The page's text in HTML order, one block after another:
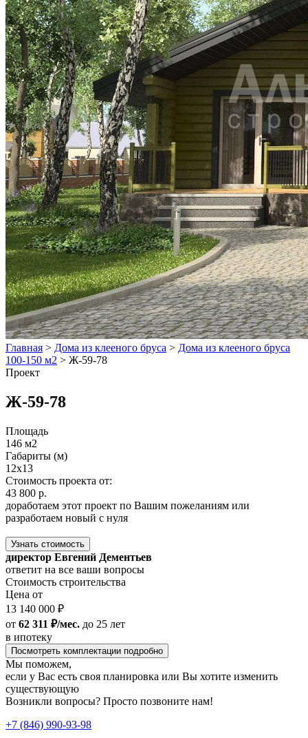
Главная > Дома из клееного бруса > Дома из клееного бруса
100-150 м2 > Ж-59-78
Проект
Ж-59-78
Площадь
146 м2
Габариты (м)
12x13
Стоимость проекта от:
43 800 р.
доработаем этот проект по Вашим пожеланиям или
разработаем новый с нуля
Узнать стоимость
директор Евгений Дементьев
ответит на все ваши вопросы
Стоимость строительства
Цена от
13 140 000 ₽
от 62 311 ₽/мес. до 25 лет
в ипотеку
Посмотреть комплектации подробно
Мы поможем,
если у Вас есть своя планировка или Вы хотите изменить
существующую
Возникли вопросы? Просто позвоните нам!
+7 (846) 990-93-98